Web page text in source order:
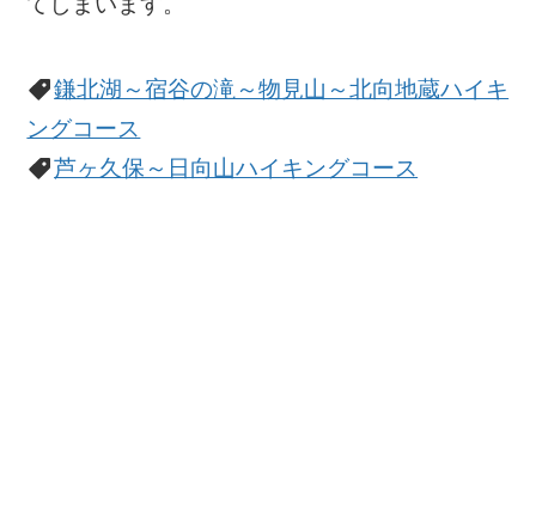
鎌北湖～宿谷の滝～物見山～北向地蔵ハイキ
ングコース
芦ヶ久保～日向山ハイキングコース